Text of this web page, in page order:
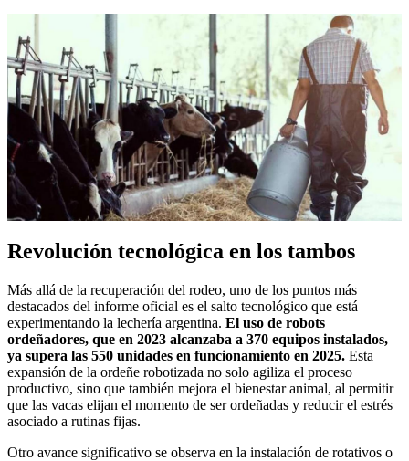
Revolución tecnológica en los tambos
Más allá de la recuperación del rodeo, uno de los puntos más
destacados del informe oficial es el salto tecnológico que está
experimentando la lechería argentina. El uso de robots
ordeñadores, que en 2023 alcanzaba a 370 equipos instalados,
ya supera las 550 unidades en funcionamiento en 2025. Esta
expansión de la ordeñe robotizada no solo agiliza el proceso
productivo, sino que también mejora el bienestar animal, al permitir
que las vacas elijan el momento de ser ordeñadas y reducir el estrés
asociado a rutinas fijas.
Otro avance significativo se observa en la instalación de rotativos o